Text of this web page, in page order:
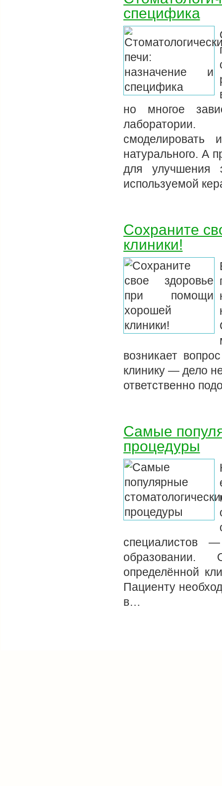
специфика
но многое
лаборатории.
натурального. А
для улучшения
используемой
Сохраните
клиники!
возникает
клинику — дело
ответственно
Самые
процедуры
специалистов
образовании.
определённой
Пациенту
в…